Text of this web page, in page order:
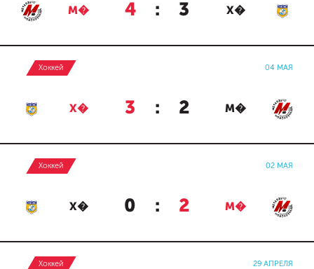
М� 4 : 3 Х�
Хоккей 04 МАЯ
Х� 3 : 2 М�
Хоккей 02 МАЯ
Х� 0 : 2 М�
Хоккей 29 АПРЕЛЯ